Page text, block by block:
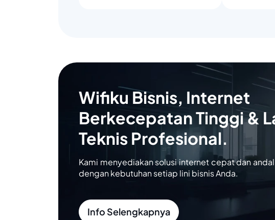
Wifiku Bisnis, Internet
Berkecepatan Tinggi &
Teknis Profesional.
Kami menyediakan solusi internet cepat dan
dengan kebutuhan setiap lini bisnis Anda.
Info Selengkapnya